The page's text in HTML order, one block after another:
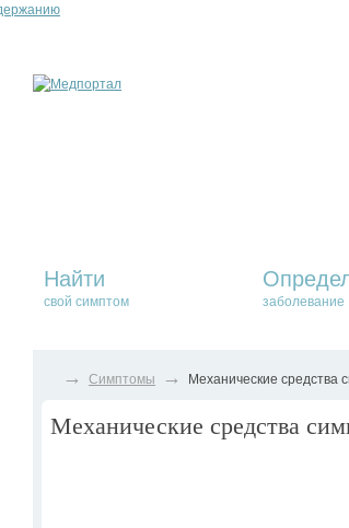
Найти
свой симптом заболевание
→ Симптомы → Механические средства
Механические средства